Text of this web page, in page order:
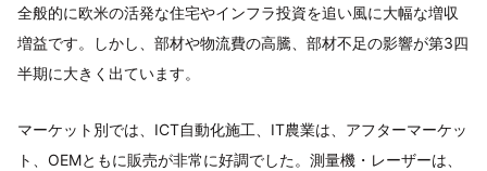
全般的に欧米の活発な住宅やインフラ投資を追い風に大幅な増収
増益です。しかし、部材や物流費の高騰、部材不足の影響が第3四
半期に大きく出ています。
マーケット別では、ICT自動化施工、IT農業は、アフターマーケッ
ト、OEMともに販売が非常に好調でした。測量機・レーザーは、